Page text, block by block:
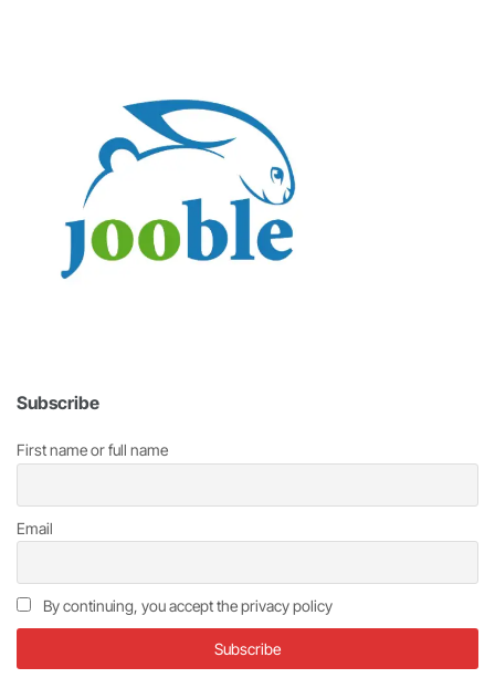
Subscribe
First name or full name
Email
By continuing, you accept the privacy policy